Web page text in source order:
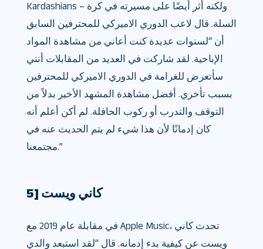
Kardashians – ولكنه أثر أيضًا على مسيرته في كرة
السلة. قال لاعب الدوري الاميركي للمحترفين السابق
أن “لسنوات عديدة كنت أعاني من مشاهدة المواد
الإباحية. لقد شاركت في العديد من المقابلات أنني
سأتعرض للغرامة في الدوري الاميركي للمحترفين
بسبب تأخري. أفضل مشاهدة المشهد الأخير بدلاً من
التوقف والتدرب أو ركوب الحافلة. لم أكن أعلم أنه
كان إدمانًا لأن هذا شيء لم يتم الحديث عنه في
مجتمعنا.”
5] كاني ويست
في مقابلة عام 2019 مع Apple Music، تحدث كاني
ويست عن كيفية بدء إدمانه. قال “لقد استبعد والدي